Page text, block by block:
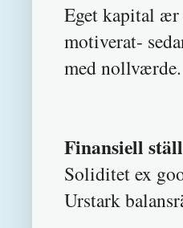
Eget kapital ær
motiverat-
med nollværde.
Finansiell
Soliditet
Urstark